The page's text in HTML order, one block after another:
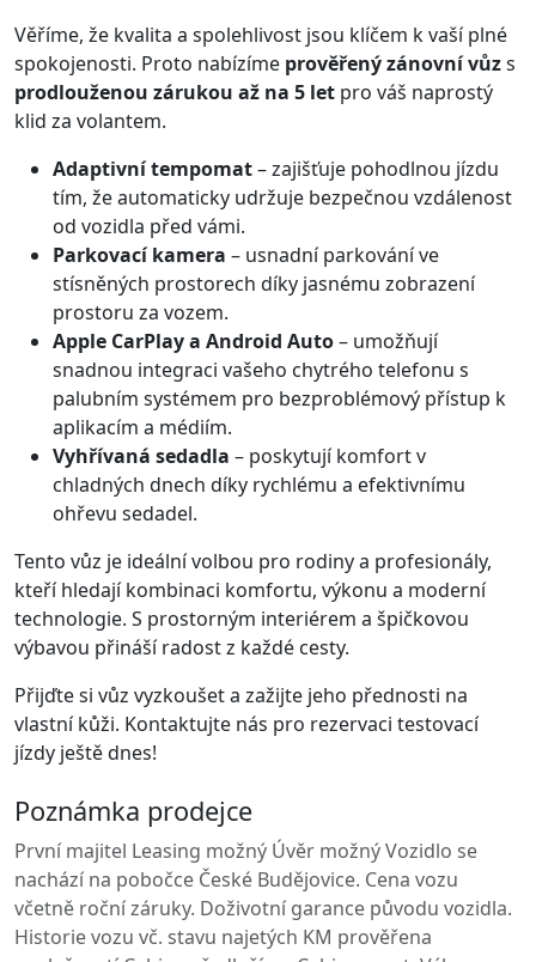
Věříme, že kvalita a spolehlivost jsou klíčem k vaší plné
spokojenosti. Proto nabízíme prověřený zánovní vůzs
prodlouženou zárukou až na 5 let pro váš naprostý
klid za volantem.
Adaptivní tempomat– zajišťuje pohodlnou jízdu
tím, že automaticky udržuje bezpečnou vzdálenost
od vozidla před vámi.
Parkovací kamera – usnadní parkování ve
stísněných prostorech díky jasnému zobrazení
prostoru za vozem.
Apple CarPlay a Android Auto– umožňují
snadnou integraci vašeho chytrého telefonu s
palubním systémem pro bezproblémový přístup k
aplikacím a médiím.
Vyhřívaná sedadla – poskytují komfort v
chladných dnech díky rychlému a efektivnímu
ohřevu sedadel.
Tento vůz je ideální volbou pro rodiny a profesionály,
kteří hledají kombinaci komfortu, výkonu a moderní
technologie. S prostorným interiérem a špičkovou
výbavou přináší radost z každé cesty.
Přijďte si vůz vyzkoušet a zažijte jeho přednosti na
vlastní kůži. Kontaktujte nás pro rezervaci testovací
jízdy ještě dnes!
Poznámka prodejce
První majitel Leasing možný Úvěr možný Vozidlo se
nachází na pobočce České Budějovice. Cena vozu
včetně roční záruky. Doživotní garance původu vozidla.
Historie vozu vč. stavu najetých KM prověřena